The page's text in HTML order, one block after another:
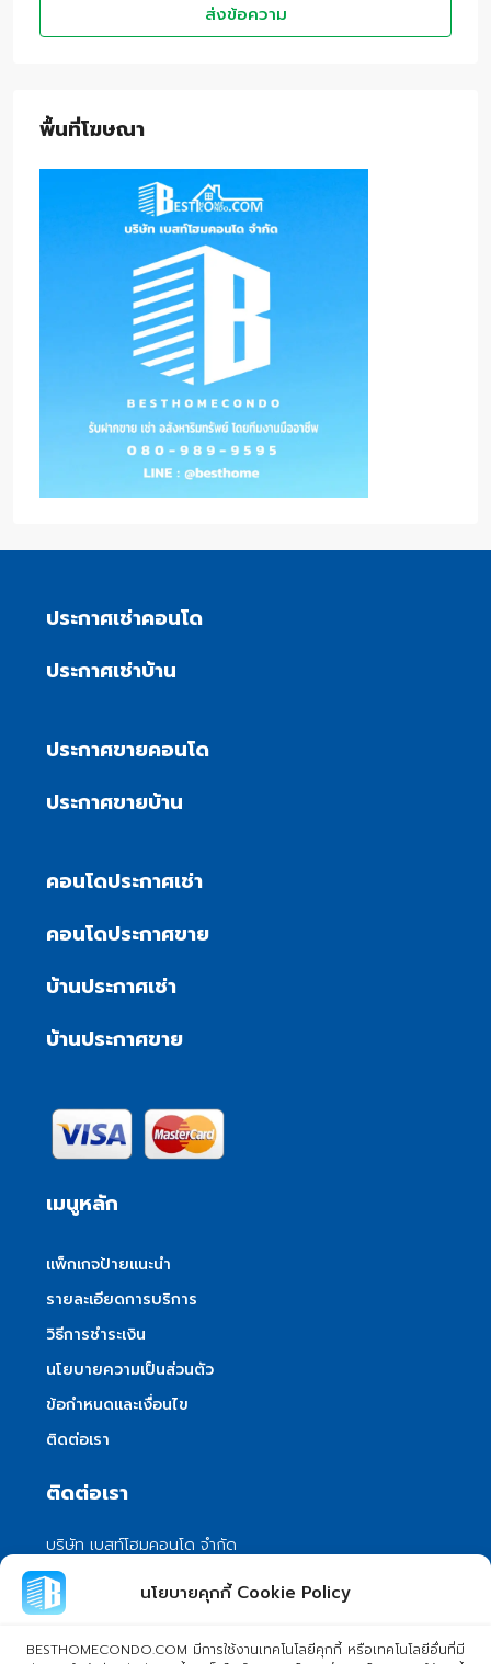
นโยบายคุกกี้ Cookie Policy
BESTHOMECONDO.COM มีการใช้งานเทคโนโลยีคุกกี้ หรือเทคโนโลยีอื่นที่มี
ส่งข้อความ
พื้นที่โฆษณา
ประกาศเช่าคอนโด
ประกาศเช่าบ้าน
ประกาศขายคอนโด
ประกาศขายบ้าน
คอนโดประกาศเช่า
คอนโดประกาศขาย
บ้านประกาศเช่า
บ้านประกาศขาย
เมนูหลัก
แพ็กเกจป้ายแนะนำ
รายละเอียดการบริการ
วิธีการชำระเงิน
นโยบายความเป็นส่วนตัว
ข้อกำหนดและเงื่อนไข
ติดต่อเรา
ติดต่อเรา
บริษัท เบสท์โฮมคอนโด จำกัด
101/399 หมู่ 7 แขวงลําผักชี เขตหนองจอก
กรุงเทพมหานคร 10530
info@besthomecondo.com